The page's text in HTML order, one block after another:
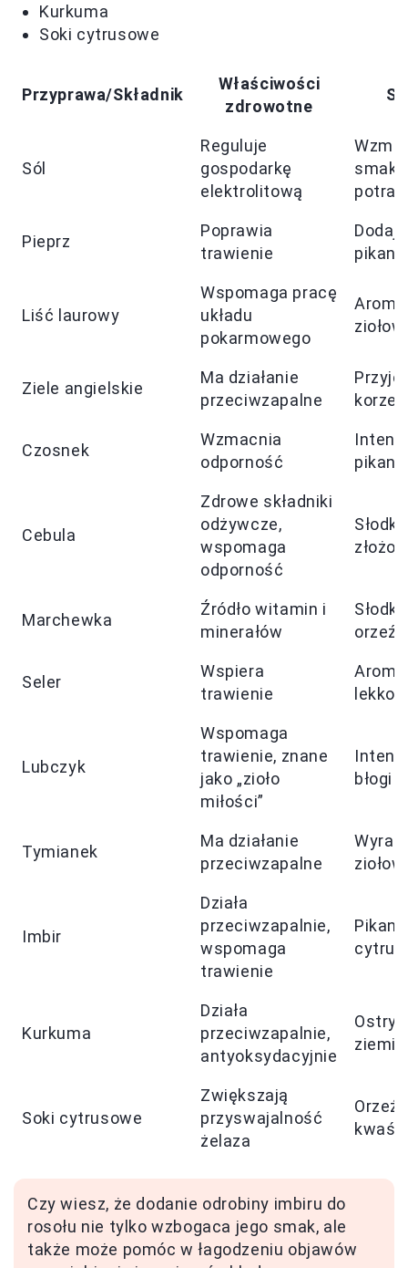
Kurkuma
Soki cytrusowe
Przyprawa/Składnik
Właściwości
zdrowotne
Sól
Reguluje
gospodarkę
elektrolitową
smak
Pieprz
Poprawia
trawienie
Dodaje
Liść laurowy
Wspomaga pracę
układu
pokarmowego
Ziele angielskie
Ma działanie
przeciwzapalne
Czosnek
Wzmacnia
odporność
Cebula
Zdrowe składniki
odżywcze,
wspomaga
odporność
Marchewka
Źródło witamin i
minerałów
Słodki,
Seler
Wspiera
trawienie
lekko
Lubczyk
Wspomaga
trawienie, znane
jako „zioło
miłości”
błogi
Tymianek
Ma działanie
przeciwzapalne
Imbir
Działa
przeciwzapalnie,
wspomaga
trawienie
Kurkuma
Działa
przeciwzapalnie,
antyoksydacyjnie
Ostry,
Soki cytrusowe
Zwiększają
przyswajalność
żelaza
Czy wiesz, że dodanie odrobiny imbiru do
rosołu nie tylko wzbogaca jego smak, ale
także może pomóc w łagodzeniu objawów